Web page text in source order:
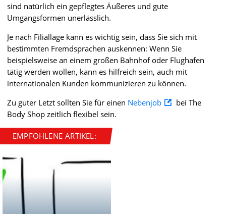
sind natürlich ein gepflegtes Äußeres und gute
Umgangsformen unerlässlich.
Je nach Filiallage kann es wichtig sein, dass Sie sich mit
bestimmten Fremdsprachen auskennen: Wenn Sie
beispielsweise an einem großen Bahnhof oder Flughafen
tätig werden wollen, kann es hilfreich sein, auch mit
internationalen Kunden kommunizieren zu können.
Zu guter Letzt sollten Sie für einen Nebenjob
bei The
Body Shop zeitlich flexibel sein.
EMPFOHLENE ARTIKEL: